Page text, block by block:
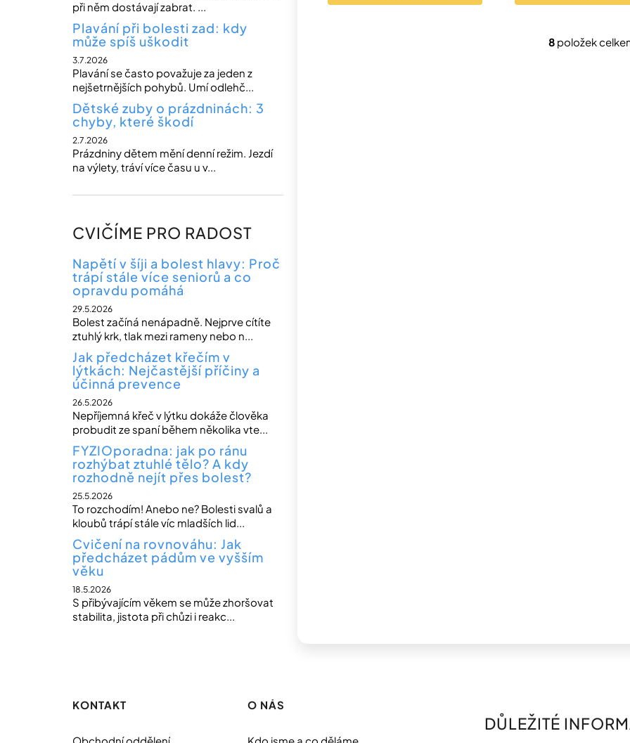
při něm dostávají zabrat. ...
Plavání při bolesti zad: kdy
může spíš uškodit
3.7.2026
Plavání se často považuje za jeden z
nejšetrnějších pohybů. Umí odlehč...
Dětské zuby o prázdninách: 3
chyby, které škodí
2.7.2026
Prázdniny dětem mění denní režim. Jezdí
na výlety, tráví více času u v...
CVIČÍME PRO RADOST
Napětí v šíji a bolest hlavy: Proč
trápí stále více seniorů a co
opravdu pomáhá
29.5.2026
Bolest začíná nenápadně. Nejprve cítíte
ztuhlý krk, tlak mezi rameny nebo n...
Jak předcházet křečím v
lýtkách: Nejčastější příčiny a
účinná prevence
26.5.2026
Nepříjemná křeč v lýtku dokáže člověka
probudit ze spaní během několika vte...
FYZIOporadna: jak po ránu
rozhýbat ztuhlé tělo? A kdy
rozhodně nejít přes bolest?
25.5.2026
To rozchodím! Anebo ne? Bolesti svalů a
kloubů trápí stále víc mladších lid...
Cvičení na rovnováhu: Jak
předcházet pádům ve vyšším
věku
18.5.2026
S přibývajícím věkem se může zhoršovat
stabilita, jistota při chůzi i reakc...
O
8 položek
KONTAKT O NÁS
DŮLEŽITÉ